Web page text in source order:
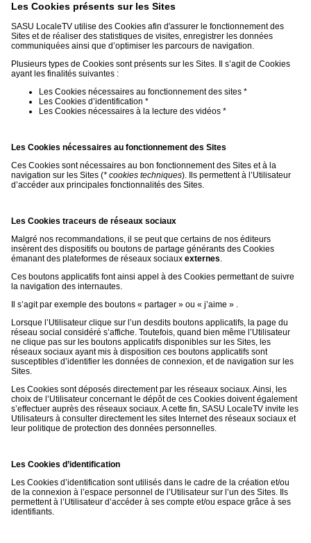
Les Cookies présents sur les Sites
SASU LocaleTV utilise des Cookies afin d'assurer le fonctionnement des
Sites et de réaliser des statistiques de visites, enregistrer les données
communiquées ainsi que d’optimiser les parcours de navigation.
Plusieurs types de Cookies sont présents sur les Sites. Il s’agit de Cookies
ayant les finalités suivantes :
Les Cookies nécessaires au fonctionnement des sites *
Les Cookies d’identification *
Les Cookies nécessaires à la lecture des vidéos *
Les Cookies nécessaires au fonctionnement des Sites
Ces Cookies sont nécessaires au bon fonctionnement des Sites et à la
navigation sur les Sites (* cookies techniques). Ils permettent à l’Utilisateur
d’accéder aux principales fonctionnalités des Sites.
Les Cookies traceurs de réseaux sociaux
Malgré nos recommandations, il se peut que certains de nos éditeurs
insèrent des dispositifs ou boutons de partage générants des Cookies
émanant des plateformes de réseaux sociaux externes.
Ces boutons applicatifs font ainsi appel à des Cookies permettant de suivre
la navigation des internautes.
Il s’agit par exemple des boutons « partager » ou « j’aime » .
Lorsque l’Utilisateur clique sur l’un desdits boutons applicatifs, la page du
réseau social considéré s’affiche. Toutefois, quand bien même l’Utilisateur
ne clique pas sur les boutons applicatifs disponibles sur les Sites, les
réseaux sociaux ayant mis à disposition ces boutons applicatifs sont
susceptibles d’identifier les données de connexion, et de navigation sur les
Sites.
Les Cookies sont déposés directement par les réseaux sociaux. Ainsi, les
choix de l’Utilisateur concernant le dépôt de ces Cookies doivent également
s’effectuer auprès des réseaux sociaux. A cette fin, SASU LocaleTV invite les
Utilisateurs à consulter directement les sites Internet des réseaux sociaux et
leur politique de protection des données personnelles.
Les Cookies d’identification
Les Cookies d’identification sont utilisés dans le cadre de la création et/ou
de la connexion à l’espace personnel de l’Utilisateur sur l’un des Sites. Ils
permettent à l’Utilisateur d’accéder à ses compte et/ou espace grâce à ses
identifiants.